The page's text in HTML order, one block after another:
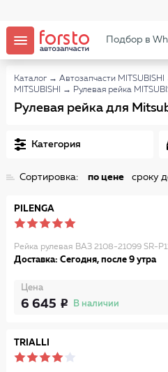
Подбор в
Каталог → Автозапчасти MITSUBISHI
MITSUBISHI
→ Рулевая рейка
Рулевая рейка для
Категория
Сортировка: по цене сроку
PILENGA
Рейка рулевая ВАЗ 2108-21099 SR-
Доставка: Сегодня, после 9 утра
Цена
6 645 В наличии
TRIALLI